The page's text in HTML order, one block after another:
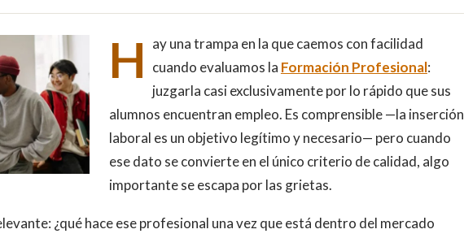
H
ay una trampa en la que caemos con facilidad
cuando evaluamos la Formación Profesional:
juzgarla casi exclusivamente por lo rápido que sus
alumnos encuentran empleo. Es comprensible —la inserción
laboral es un objetivo legítimo y necesario— pero cuando
ese dato se convierte en el único criterio de calidad, algo
importante se escapa por las grietas.
¿qué hace ese profesional una vez que está dentro del mercado